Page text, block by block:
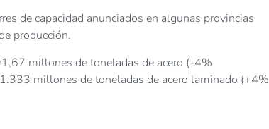
de capacidad anunciados en algunas provincias
producción.
millones de toneladas de acero (-4%
millones de toneladas de acero laminado (+4%